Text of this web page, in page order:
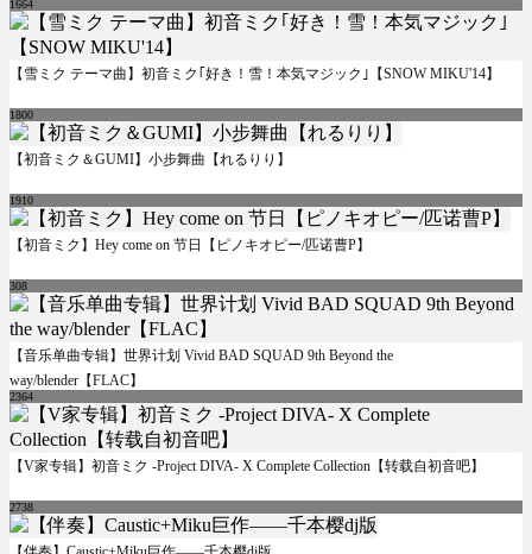
1664
【雪ミク テーマ曲】初音ミク｢好き！雪！本気マジック｣【SNOW MIKU'14】
1800
【初音ミク＆GUMI】小步舞曲【れるりり】
1910
【初音ミク】Hey come on 节日【ピノキオピー/匹诺曹P】
308
【音乐单曲专辑】世界计划 Vivid BAD SQUAD 9th Beyond the
way/blender【FLAC】
2364
【V家专辑】初音ミク -Project DIVA- X Complete Collection【转载自初音吧】
2738